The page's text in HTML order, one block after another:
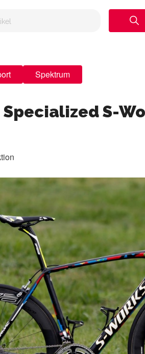
Spektrum
Specialized S-